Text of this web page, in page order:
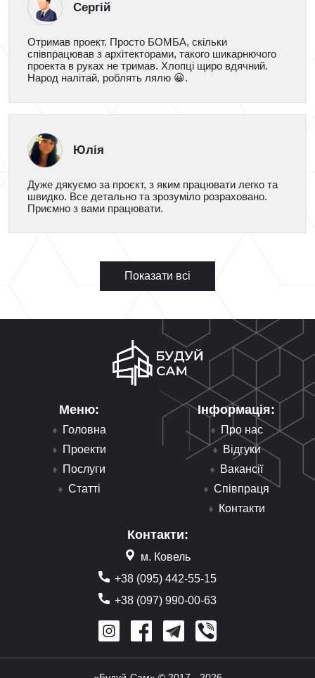
Сергій
Отримав проект. Просто БОМБА, скільки
співпрацював з архітекторами, такого шикарнючого
проекта в руках не тримав. Хлопці щиро вдячний.
Народ налітай, роблять лялю 😀.
Юлія
Дуже дякуємо за проєкт, з яким працювати легко та
швидко. Все детально та зрозуміло розраховано.
Приємно з вами працювати.
Показати всі
Меню:
Головна
Проекти
Послуги
Статті
Інформація:
Про нас
Відгуки
Вакансії
Співпраця
Контакти
Контакти:
м. Ковель
+38 (095) 442-55-15
+38 (097) 990-00-63